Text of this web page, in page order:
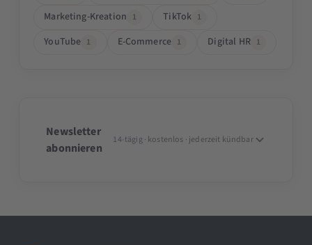
Marketing-Kreation 1 TikTok 1
YouTube 1 E-Commerce 1 Digital HR 1
Newsletter
abonnieren
14-tägig · kostenlos · jederzeit kündbar